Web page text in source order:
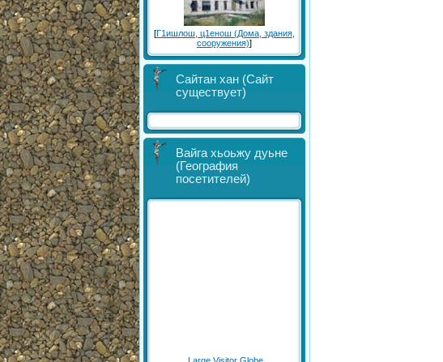
[Г1ишлош, ц1енош (Дома, здания,
сооружения)]
Сайтан хан (Сайт
существует)
Вайга хьоьжу дуьне
(География
посетителей)